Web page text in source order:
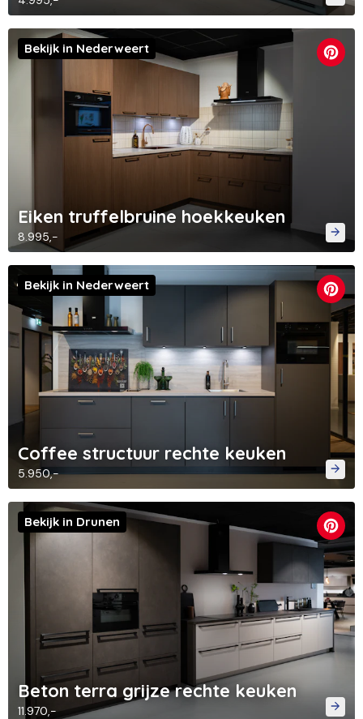
Eiken truffelbruine hoekkeuken
8.995,-
Bekijk in Nederweert
Coffee structuur rechte keuken
5.950,-
Bekijk in Nederweert
Beton terra grijze rechte keuken
11.970,-
Bekijk in Drunen